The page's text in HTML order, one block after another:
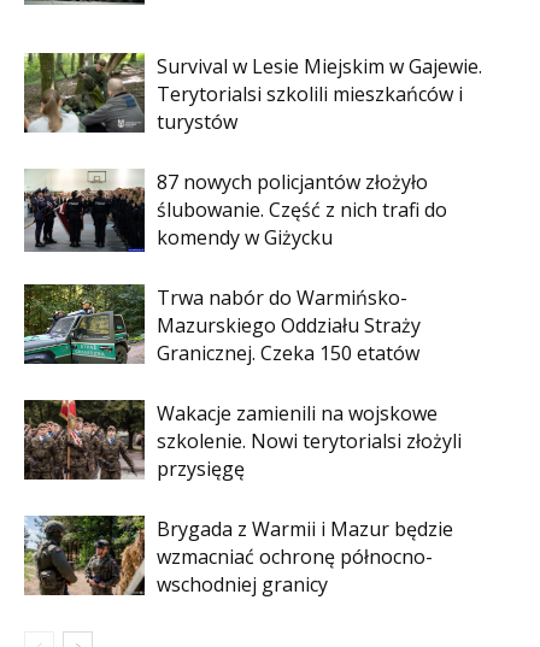
Survival w Lesie Miejskim w Gajewie.
Terytorialsi szkolili mieszkańców i
turystów
87 nowych policjantów złożyło
ślubowanie. Część z nich trafi do
komendy w Giżycku
Trwa nabór do Warmińsko-
Mazurskiego Oddziału Straży
Granicznej. Czeka 150 etatów
Wakacje zamienili na wojskowe
szkolenie. Nowi terytorialsi złożyli
przysięgę
Brygada z Warmii i Mazur będzie
wzmacniać ochronę północno-
wschodniej granicy